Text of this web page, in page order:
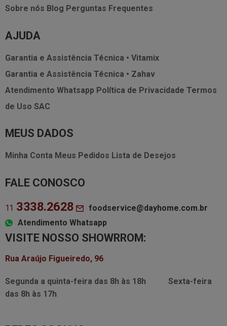
Sobre nós Blog Perguntas Frequentes
AJUDA
Garantia e Assistência Técnica • Vitamix
Garantia e Assistência Técnica • Zahav
Atendimento Whatsapp Política de Privacidade Termos
de Uso SAC
MEUS DADOS
Minha Conta Meus Pedidos Lista de Desejos
FALE CONOSCO
11 3338.2628
foodservice@dayhome.com.br
Atendimento Whatsapp
VISITE NOSSO SHOWRROM:
Rua Araújo Figueiredo, 96
Segunda a quinta-feira das 8h às 18h
Sexta-feira
das 8h às 17h